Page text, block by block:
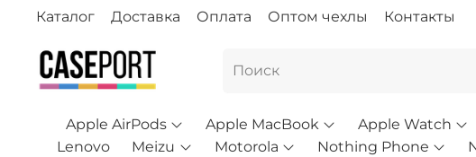
Каталог Доставка Оплата Оптом чехлы Контакты
Apple AirPods Apple MacBook Apple Watch
Lenovo
Meizu Motorola Nothing Phone